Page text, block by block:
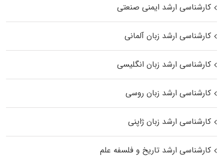
کارشناسی ارشد ایمنی صنعتی
کارشناسی ارشد زبان آلمانی
کارشناسی ارشد زبان انگلیسی
کارشناسی ارشد زبان روسی
کارشناسی ارشد زبان ژاپنی
کارشناسی ارشد تاریخ و فلسفه علم